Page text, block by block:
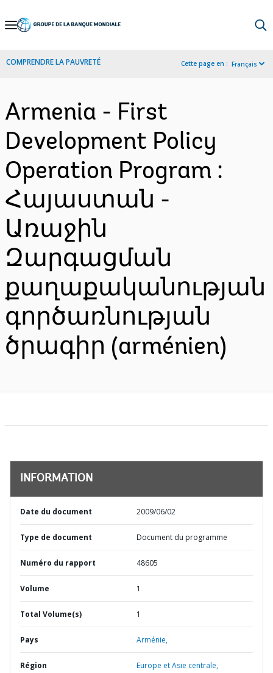
Skip
Navigation
COMPRENDRE LA PAUVRETÉ Cette page en : Français
Armenia - First
Development Policy
Operation Program :
Հայաստան -
Առաջին
Զարգացման
քաղաքականության
գործառնության
ծրագիր (arménien)
INFORMATION
Date du document 2009/06/02
Type de document Document du programme
Numéro du rapport 48605
Volume 1
Total Volume(s) 1
Pays Arménie,
Région Europe et Asie centrale,